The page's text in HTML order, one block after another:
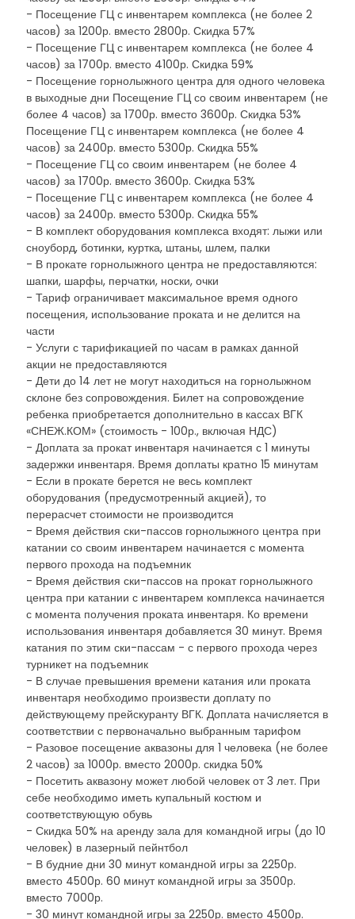
- Посещение ГЦ с инвентарем комплекса (не более 2
часов) за 1200р. вместо 2800р. Скидка 57%
- Посещение ГЦ с инвентарем комплекса (не более 4
часов) за 1700р. вместо 4100р. Скидка 59%
- Посещение горнолыжного центра для одного человека
в выходные дни Посещение ГЦ со своим инвентарем (не
более 4 часов) за 1700р. вместо 3600р. Скидка 53%
Посещение ГЦ с инвентарем комплекса (не более 4
часов) за 2400р. вместо 5300р. Скидка 55%
- Посещение ГЦ со своим инвентарем (не более 4
часов) за 1700р. вместо 3600р. Скидка 53%
- Посещение ГЦ с инвентарем комплекса (не более 4
часов) за 2400р. вместо 5300р. Скидка 55%
- В комплект оборудования комплекса входят: лыжи или
сноуборд, ботинки, куртка, штаны, шлем, палки
- В прокате горнолыжного центра не предоставляются:
шапки, шарфы, перчатки, носки, очки
- Тариф ограничивает максимальное время одного
посещения, использование проката и не делится на
части
- Услуги с тарификацией по часам в рамках данной
акции не предоставляются
- Дети до 14 лет не могут находиться на горнолыжном
склоне без сопровождения. Билет на сопровождение
ребенка приобретается дополнительно в кассах ВГК
«СНЕЖ.КОМ» (стоимость - 100р., включая НДС)
- Доплата за прокат инвентаря начинается с 1 минуты
задержки инвентаря. Время доплаты кратно 15 минутам
- Если в прокате берется не весь комплект
оборудования (предусмотренный акцией), то
перерасчет стоимости не производится
- Время действия ски-пассов горнолыжного центра при
катании со своим инвентарем начинается с момента
первого прохода на подъемник
- Время действия ски-пассов на прокат горнолыжного
центра при катании с инвентарем комплекса начинается
с момента получения проката инвентаря. Ко времени
использования инвентаря добавляется 30 минут. Время
катания по этим ски-пассам - с первого прохода через
турникет на подъемник
- В случае превышения времени катания или проката
инвентаря необходимо произвести доплату по
действующему прейскуранту ВГК. Доплата начисляется в
соответствии с первоначально выбранным тарифом
- Разовое посещение аквазоны для 1 человека (не более
2 часов) за 1000р. вместо 2000р. скидка 50%
- Посетить аквазону может любой человек от 3 лет. При
себе необходимо иметь купальный костюм и
соответствующую обувь
- Скидка 50% на аренду зала для командной игры (до 10
человек) в лазерный пейнтбол
- В будние дни 30 минут командной игры за 2250р.
вместо 4500р. 60 минут командной игры за 3500р.
вместо 7000р.
- 30 минут командной игры за 2250р. вместо 4500р.